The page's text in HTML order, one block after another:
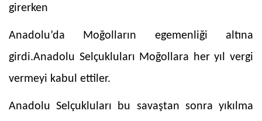
girerken
Anadolu’da Moğolların egemenliği altına
girdi.Anadolu Selçukluları Moğollara her yıl vergi
vermeyi kabul ettiler.
Anadolu Selçukluları bu savaştan sonra yıkılma